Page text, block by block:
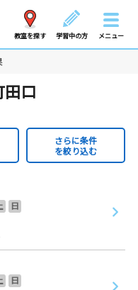
教室を探す 学習中の方 メニュー
口
さらに条件
を絞り込む
日
日